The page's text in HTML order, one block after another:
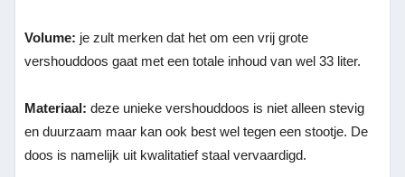
Volume: je zult merken dat het om een vrij grote
vershouddoos gaat met een totale inhoud van wel 33 liter.
Materiaal: deze unieke vershouddoos is niet alleen stevig
en duurzaam maar kan ook best wel tegen een stootje. De
doos is namelijk uit kwalitatief staal vervaardigd.